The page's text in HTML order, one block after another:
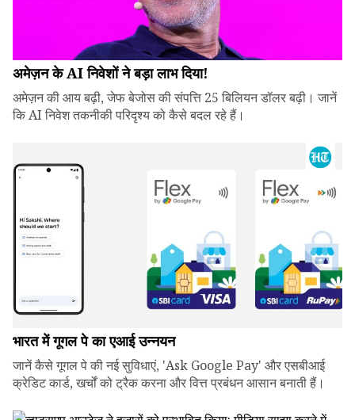
अमेज़न के AI निवेशों ने बड़ा लाभ दिया!
अमेज़न की आय बढ़ी, जेफ बेजोस की संपत्ति 25 बिलियन डॉलर बढ़ी। जानें
कि AI निवेश तकनीकी परिदृश्य को कैसे बदल रहे हैं।
भारत में गूगल पे का एआई उन्नयन
जानें कैसे गूगल पे की नई सुविधाएं, 'Ask Google Pay' और एसबीआई
क्रेडिट कार्ड, खर्चों को ट्रैक करना और वित्त प्रबंधन आसान बनाती हैं।